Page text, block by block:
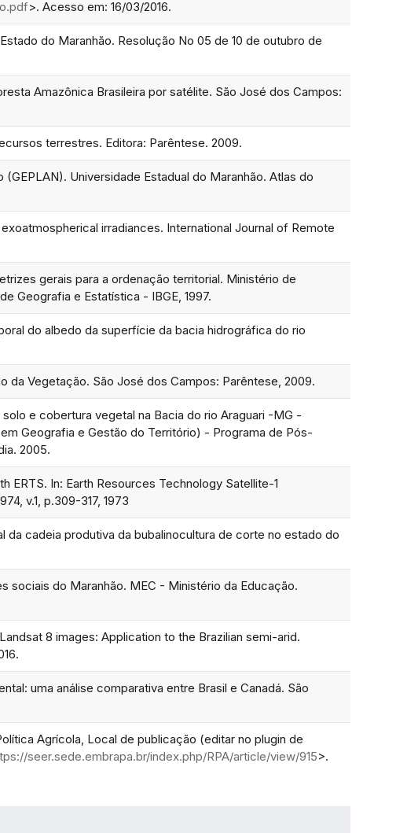
>. Acesso em: 16/03/2016.
do Maranhão. Resolução No 05 de 10 de outubro de
Amazônica Brasileira por satélite. São José dos Campos:
terrestres. Editora: Parêntese. 2009.
Universidade Estadual do Maranhão. Atlas do
irradiances. International Journal of Remote
gerais para a ordenação territorial. Ministério de
Geografia e Estatística - IBGE, 1997.
do albedo da superfície da bacia hidrográfica do rio
da Vegetação. São José dos Campos: Parêntese, 2009.
e cobertura vegetal na Bacia do rio Araguari -MG -
Geografia e Gestão do Território) - Programa de Pós-
2005.
ERTS. In: Earth Resources Technology Satellite-1
v.1, p.309-317, 1973
cadeia produtiva da bubalinocultura de corte no estado do
sociais do Maranhão. MEC - Ministério da Educação.
8 images: Application to the Brazilian semi-arid.
uma análise comparativa entre Brasil e Canadá. São
Agrícola, Local de publicação (editar no plugin de
seer.sede.embrapa.br/index.php/RPA/article/view/915>.